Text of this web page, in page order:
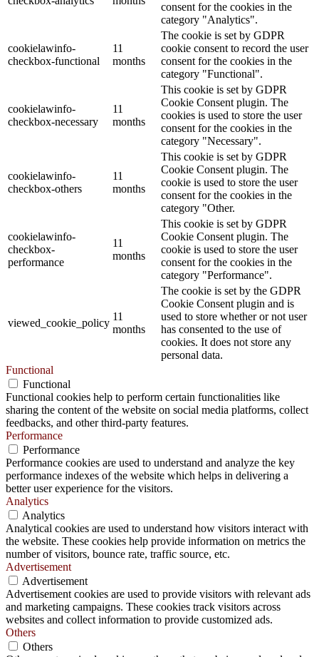
consent for the cookies in the
category "Analytics".
cookielawinfo-
checkbox-functional
11
months
The cookie is set by GDPR
cookie consent to record the user
consent for the cookies in the
category "Functional".
cookielawinfo-
checkbox-necessary
11
months
This cookie is set by GDPR
Cookie Consent plugin. The
cookies is used to store the user
consent for the cookies in the
category "Necessary".
cookielawinfo-
checkbox-others
11
months
This cookie is set by GDPR
Cookie Consent plugin. The
cookie is used to store the user
consent for the cookies in the
category "Other.
cookielawinfo-
checkbox-
performance
11
months
This cookie is set by GDPR
Cookie Consent plugin. The
cookie is used to store the user
consent for the cookies in the
category "Performance".
viewed_cookie_policy
11
months
The cookie is set by the GDPR
Cookie Consent plugin and is
used to store whether or not user
has consented to the use of
cookies. It does not store any
personal data.
Functional
Functional
Functional cookies help to perform certain functionalities like
sharing the content of the website on social media platforms, collect
feedbacks, and other third-party features.
Performance
Performance
Performance cookies are used to understand and analyze the key
performance indexes of the website which helps in delivering a
better user experience for the visitors.
Analytics
Analytics
Analytical cookies are used to understand how visitors interact with
the website. These cookies help provide information on metrics the
number of visitors, bounce rate, traffic source, etc.
Advertisement
Advertisement
Advertisement cookies are used to provide visitors with relevant ads
and marketing campaigns. These cookies track visitors across
websites and collect information to provide customized ads.
Others
Others